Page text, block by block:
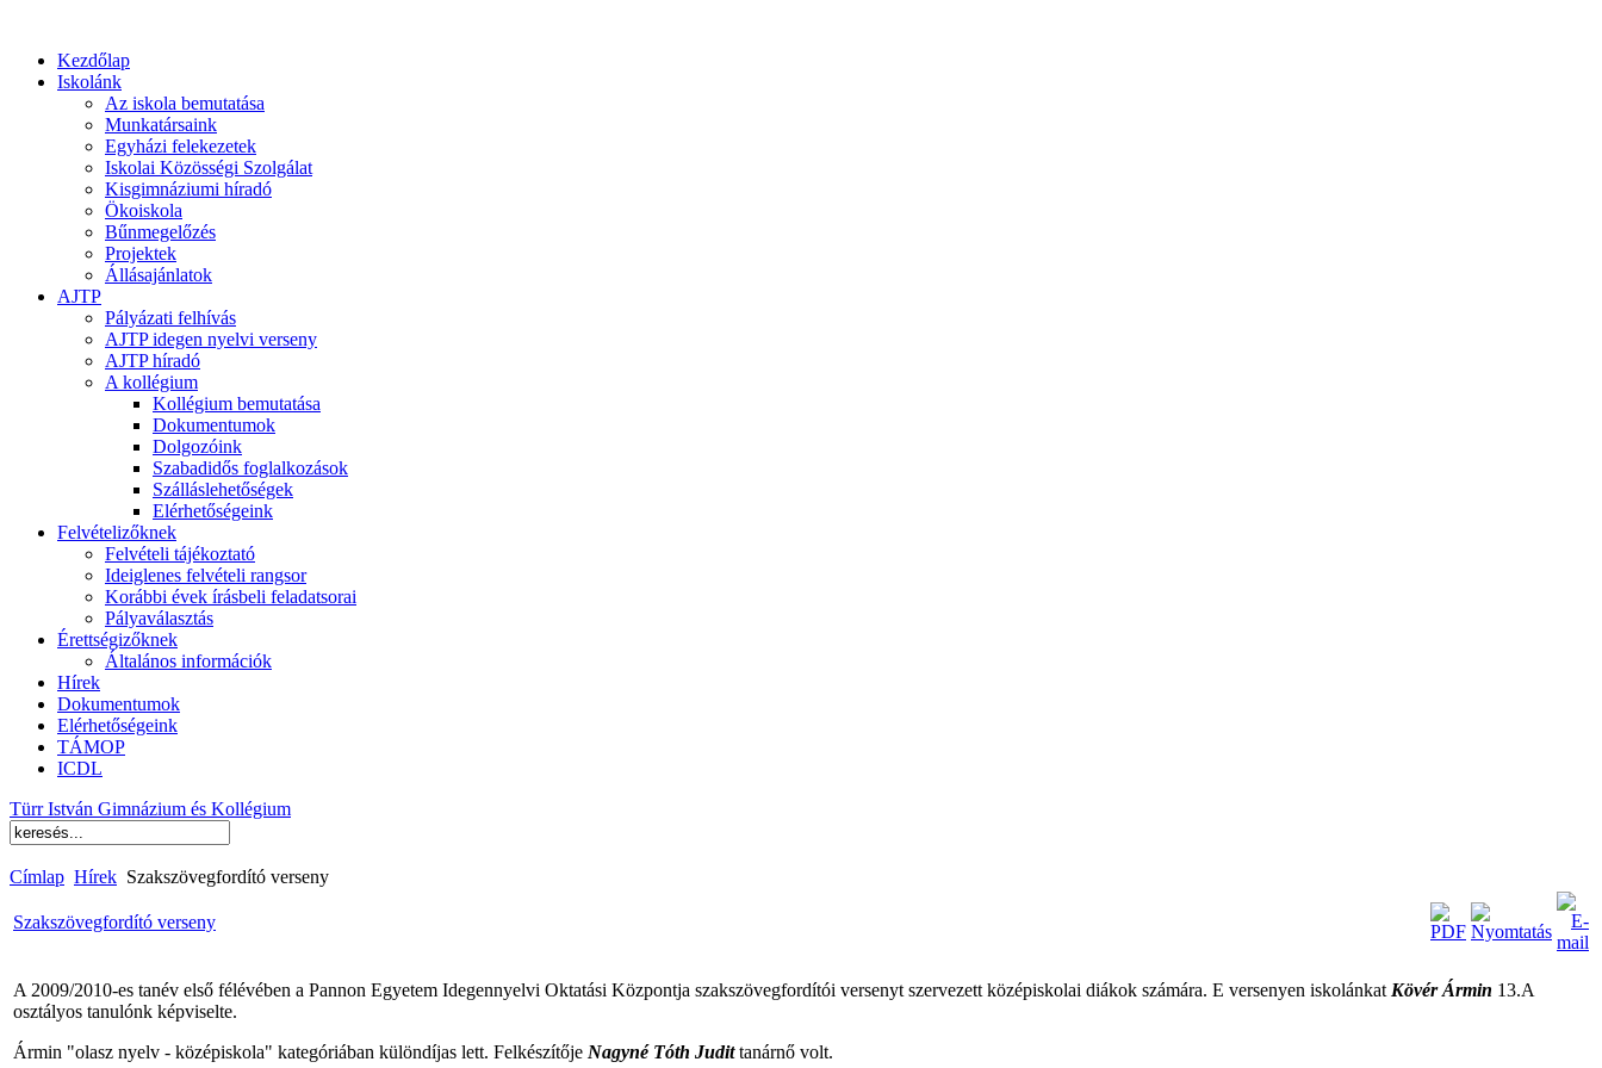
Kezdőlap
Iskolánk
Az iskola bemutatása
Munkatársaink
Egyházi felekezetek
Iskolai Közösségi Szolgálat
Kisgimnáziumi híradó
Ökoiskola
Bűnmegelőzés
Projektek
Állásajánlatok
AJTP
Pályázati felhívás
AJTP idegen nyelvi verseny
AJTP híradó
A kollégium
Kollégium bemutatása
Dokumentumok
Dolgozóink
Szabadidős foglalkozások
Szálláslehetőségek
Elérhetőségeink
Felvételizőknek
Felvételi tájékoztató
Ideiglenes felvételi rangsor
Korábbi évek írásbeli feladatsorai
Pályaválasztás
Érettségizőknek
Általános információk
Hírek
Dokumentumok
Elérhetőségeink
TÁMOP
ICDL
Türr István Gimnázium és Kollégium
Címlap Hírek Szakszövegfordító verseny
Szakszövegfordító verseny
A 2009/2010-es tanév első félévében a Pannon Egyetem Idegennyelvi Oktatási Központja szakszövegfordítói versenyt szervezett középiskolai diákok számára. E versenyen iskolánkat Kövér Ármin 13.A
osztályos tanulónk képviselte.
Ármin "olasz nyelv - középiskola" kategóriában különdíjas lett. Felkészítője Nagyné Tóth Judittanárnő volt.